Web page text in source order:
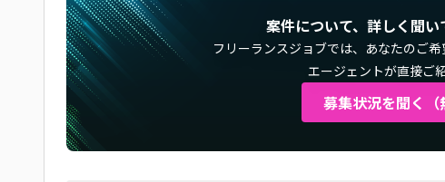
案件について、詳しく聞い
フリーランスジョブでは、 あなたのご
エージェントが直接ご
募集状況を聞く（